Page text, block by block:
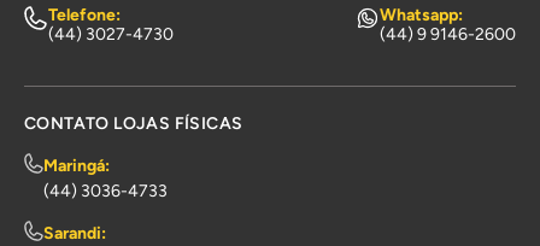
Telefone:
(44) 3027-4730
Whatsapp:
(44) 9 9146-2600
CONTATO LOJAS FÍSICAS
Maringá:
(44) 3036-4733
Sarandi: